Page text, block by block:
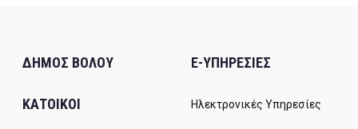
ΔΗΜΟΣ ΒΟΛΟΥ
ΚΑΤΟΙΚΟΙ
E-ΥΠΗΡΕΣΙΕΣ
Ηλεκτρονικές Υπηρεσίες